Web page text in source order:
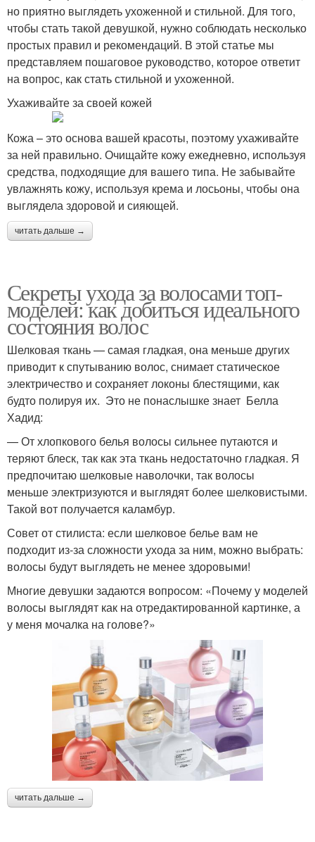
но приятно выглядеть ухоженной и стильной. Для того,
чтобы стать такой девушкой, нужно соблюдать несколько
простых правил и рекомендаций. В этой статье мы
представляем пошаговое руководство, которое ответит
на вопрос, как стать стильной и ухоженной.
Ухаживайте за своей кожей
Кожа – это основа вашей красоты, поэтому ухаживайте
за ней правильно. Очищайте кожу ежедневно, используя
средства, подходящие для вашего типа. Не забывайте
увлажнять кожу, используя крема и лосьоны, чтобы она
выглядела здоровой и сияющей.
читать дальше →
Секреты ухода за волосами топ-
моделей: как добиться идеального
состояния волос
Шелковая ткань — самая гладкая, она меньше других
приводит к спутыванию волос, снимает статическое
электричество и сохраняет локоны блестящими, как
будто полируя их. Это не понаслышке знает Белла
Хадид:
— От хлопкового белья волосы сильнее путаются и
теряют блеск, так как эта ткань недостаточно гладкая. Я
предпочитаю шелковые наволочки, так волосы
меньше электризуются и выглядят более шелковистыми.
Такой вот получается каламбур.
Совет от стилиста: если шелковое белье вам не
подходит из-за сложности ухода за ним, можно выбрать:
волосы будут выглядеть не менее здоровыми!
Многие девушки задаются вопросом: «Почему у моделей
волосы выглядят как на отредактированной картинке, а
у меня мочалка на голове?»
читать дальше →